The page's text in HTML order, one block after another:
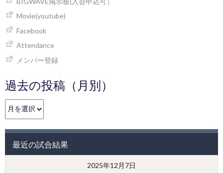
Movie(youtube)
Facebook
Attendance
メンバー登録
過去の投稿（月別）
過
去
投
（月
最近の試合結果
2025年12月7日